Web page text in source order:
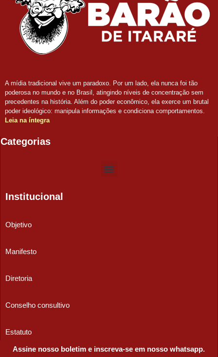
A mídia tradicional vive um paradoxo. Por um lado, ela nunca foi tão
poderosa no mundo e no Brasil, atingindo níveis de concentração sem
precedentes na história. Além do poder econômico, ela exerce um brutal
poder ideológico: manipula informações e condiciona comportamentos.
Leia na íntegra
Categorias
Institucional
Objetivo
Manifesto
Diretoria
Conselho consultivo
Estatuto
Assine nosso boletim e inscreva-se em nosso whatsapp.